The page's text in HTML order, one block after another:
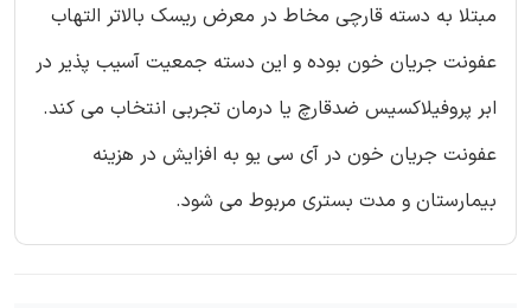
مبتلا به دسته قارچی مخاط در معرض ریسک بالاتر التهاب
عفونت جریان خون بوده و این دسته جمعیت آسیب پذیر در
ابر پروفیلاکسیس ضدقارچ یا درمان تجربی انتخاب می کند.
عفونت جریان خون در آی سی یو به افزایش در هزینه
بیمارستان و مدت بستری مربوط می شود.